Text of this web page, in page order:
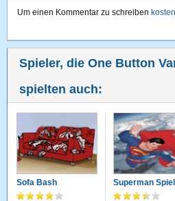
Um einen Kommentar zu schreiben
Spieler, die One Button
spielten auch:
Sofa Bash Superman Spiel